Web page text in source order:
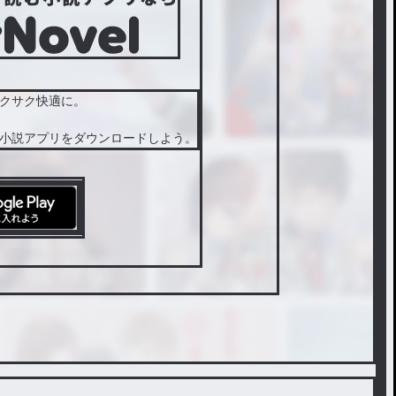
サク快適に。
説アプリをダウンロードしよう。